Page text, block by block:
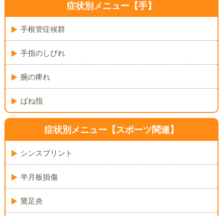
症状別メニュー【手】
手根管症候群
手指のしびれ
腕の痺れ
ばね指
症状別メニュー 【スポーツ関連】
シンスプリント
半月板損傷
鵞足炎